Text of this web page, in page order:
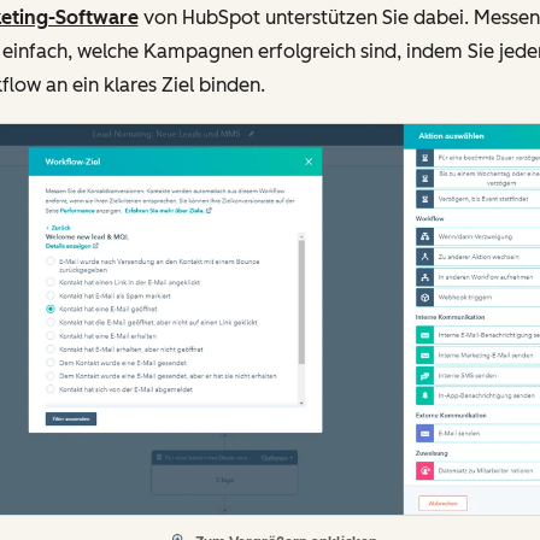
Softwarevon HubSpot unterstützen Sie dabei.
welche Kampagnen erfolgreich sind, indem Sie
an ein klares Ziel binden.